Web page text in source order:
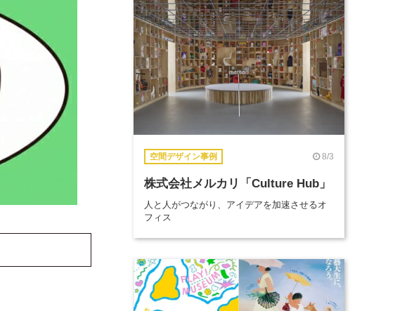
空間デザイン事例 8/3
株式会社メルカリ「Culture Hub」
人と人がつながり、アイデアを加速させるオ
フィス